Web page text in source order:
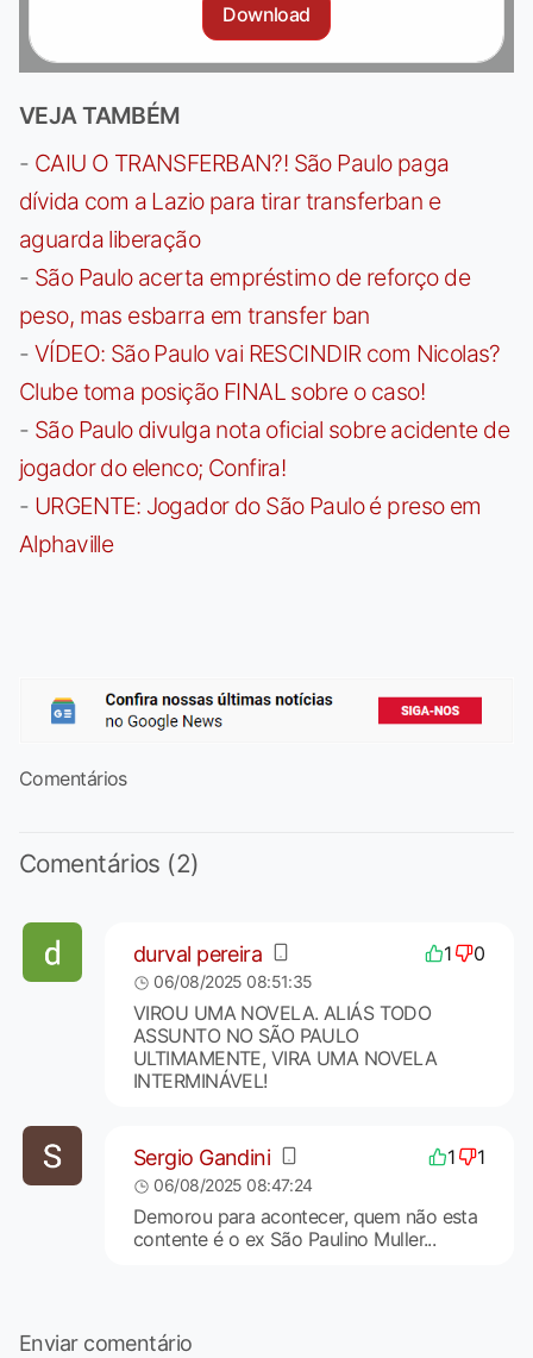
Download
VEJA TAMBÉM
- CAIU O TRANSFERBAN?! São Paulo paga
dívida com a Lazio para tirar transferban e
aguarda liberação
- São Paulo acerta empréstimo de reforço de
peso, mas esbarra em transfer ban
- VÍDEO: São Paulo vai RESCINDIR com Nicolas?
Clube toma posição FINAL sobre o caso!
- São Paulo divulga nota oficial sobre acidente de
jogador do elenco; Confira!
- URGENTE: Jogador do São Paulo é preso em
Alphaville
Comentários
Comentários (2)
durval pereira 1 0
06/08/2025 08:51:35
VIROU UMA NOVELA. ALIÁS TODO
ASSUNTO NO SÃO PAULO
ULTIMAMENTE, VIRA UMA NOVELA
INTERMINÁVEL!
Sergio Gandini 1 1
06/08/2025 08:47:24
Demorou para acontecer, quem não esta
contente é o ex São Paulino Muller...
Enviar comentário